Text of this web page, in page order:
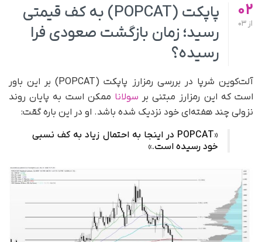
02
از
پاپکت (POPCAT) به کف قیمتی
رسید؛ زمان بازگشت صعودی فرا
رسیده؟
آلت‌کوین شرپا در بررسی رمزارز پاپکت (POPCAT) بر این باور
است که این رمزارز مبتنی بر سولانا ممکن است به پایان روند
نزولی چند هفته‌ای خود نزدیک شده باشد. او در این باره گقت:
«POPCAT در اینجا به احتمال زیاد به کف نسبی
خود رسیده است.»